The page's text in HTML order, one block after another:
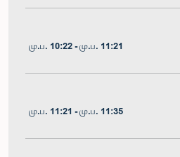
மு.ப. 10:22 - மு.ப. 11:21
மு.ப. 11:21 - மு.ப. 11:35